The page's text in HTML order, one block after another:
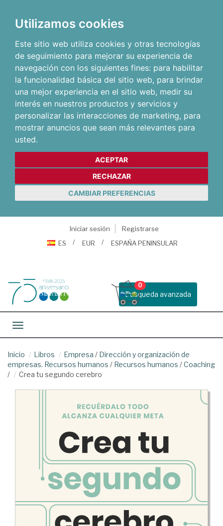
Utilizamos cookies
Este sitio web utiliza cookies y otras tecnologías
de seguimiento para mejorar su experiencia de
navegación con los siguientes fines: para habilitar
la funcionalidad básica del sitio web, para brindar
una mejor experiencia en el sitio web, medir su
interés en nuestros productos y servicios y
personalizar las interacciones de marketing, para
mostrar anuncios que sean más relevantes para
usted.
ACEPTAR
RECHAZAR
CAMBIAR PREFERENCIAS
Iniciar sesión
Registrarse
ES
EUR ESPAÑA PENINSULAR
Busqueda avanzada
0
Toggle navigation
Inicio Libros Empresa / Dirección y organización de
empresas. Recursos humanos / Recursos humanos /Coaching
/
Crea tu segundo cerebro